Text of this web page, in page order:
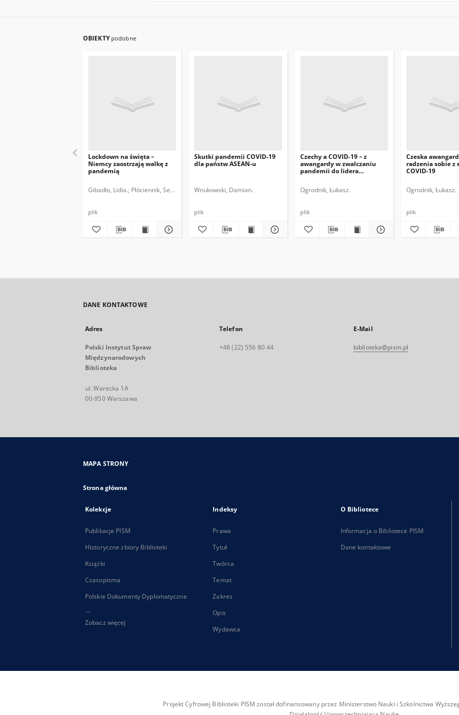
OBIEKTY podobne
Lockdown na święta –
Niemcy zaostrzają walkę z
pandemią
Gibadło, Lidia. Płóciennik, Sebastian.
plik
Skutki pandemii COVID-19
dla państw ASEAN-u
Wnukowski, Damian.
plik
Czechy a COVID-19 – z
awangardy w zwalczaniu
pandemii do lidera
Ogrodnik, Łukasz.
plik
Czeska
radzenia sobie z
COVID-19
Ogrodnik, Łukasz.
plik
DANE KONTAKTOWE
Adres
Polski Instytut Spraw
Międzynarodowych
Biblioteka
ul. Warecka 1A
00-950 Warszawa
Telefon
+48 (22) 556 80 44
E-Mail
biblioteka@pism.pl
MAPA STRONY
Strona główna
Kolekcje
Publikacje PISM
Historyczne zbiory Biblioteki
Książki
Czasopisma
Polskie Dokumenty Dyplomatyczne
...
Zobacz więcej
Indeksy
Prawa
Tytuł
Twórca
Temat
Zakres
Opis
Wydawca
O Bibliotece
Informacja o Bibliotece PISM
Dane kontaktowe
Projekt Cyfrowej Biblioteki PISM został dofinansowany przez Ministerstwo Nauki i Szkolnictwa